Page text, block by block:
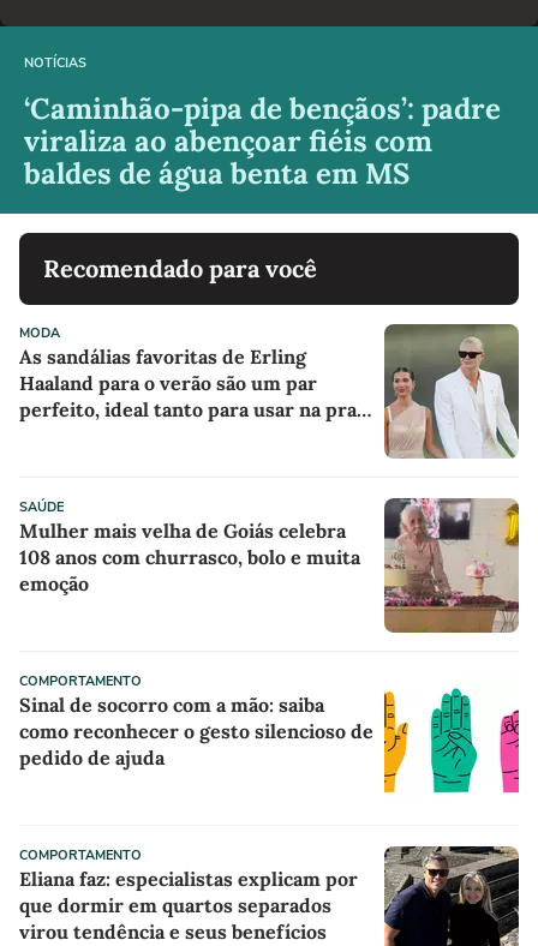
NOTÍCIAS
‘Caminhão-pipa de bençãos’: padre
viraliza ao abençoar fiéis com
baldes de água benta em MS
Recomendado para você
MODA
As sandálias favoritas de Erling
Haaland para o verão são um par
perfeito, ideal tanto para usar na praia
SAÚDE
Mulher mais velha de Goiás celebra
108 anos com churrasco, bolo e muita
emoção
COMPORTAMENTO
Sinal de socorro com a mão: saiba
como reconhecer o gesto silencioso de
pedido de ajuda
COMPORTAMENTO
Eliana faz: especialistas explicam por
que dormir em quartos separados
virou tendência e seus benefícios